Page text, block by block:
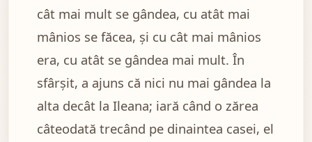
cât mai mult se gândea, cu atât mai
mânios se făcea, și cu cât mai mânios
era, cu atât se gândea mai mult. În
sfârșit, a ajuns că nici nu mai gândea la
alta decât la Ileana; iară când o zărea
câteodată trecând pe dinaintea casei, el